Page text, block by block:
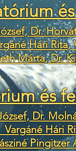
Dr.
Hári Rita,
Márta, Dr.
és
Dr.
Hári
Pingitzer